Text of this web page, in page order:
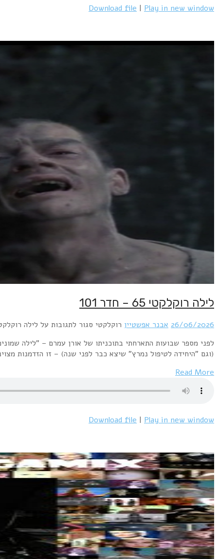
לפני מספר שבועות התארחתי בתוכניתו של אורן עמרם – "לילה שמונים" במסגרת התוכנית חזרנו לגל החדש והאלקטרו הישראלי של תחילת העשור ההוא לרגל ההוצאות המחודשות בויניל ובסטרימינג של כרומוזום וחדר 101